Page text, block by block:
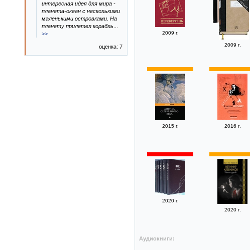
2009 г.
2009 г.
2015 г. 2016 г.
2020 г.
2020 г.
Аудиокниги:
интересная идея для мира -
планета-океан с несколькими
маленькими островками. На
планету прилетел корабль
>>
оценка: 7